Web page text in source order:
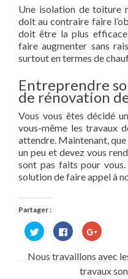
Une isolation de toiture
doit au contraire faire
doit être la plus
faire augmenter sans
surtout en termes de
Entreprendre
de rénovation
Vous vous êtes décidé
vous-même les travaux
attendre. Maintenant,
un peu et devez vous
sont pas faits pour
solution de faire appel à
Partager :
Cliquez
pour
partager
Twitter(ouvre
Cliquez
pour
partager
sur
Facebook(ouvre
dans
une
Cliquez
pour
Google+
dans
Nous travaillons avec
travaux